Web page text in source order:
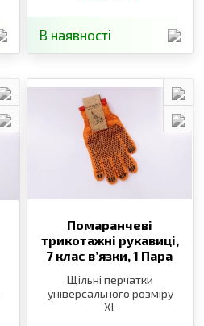
В наявності
Помаранчеві
трикотажні рукавиці,
7 клас в’язки,1 Пара
Щільні перчатки
універсального розміру
XL